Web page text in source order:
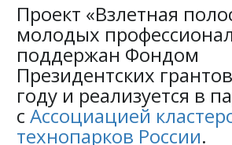
Проект «Взлетная
молодых
поддержан Фондом
Президентских
году и реализуется в
с Ассоциацией
технопарков России.